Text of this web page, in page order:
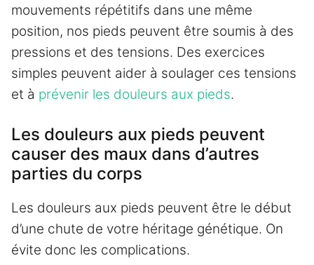
mouvements répétitifs dans une même
position, nos pieds peuvent être soumis à des
pressions et des tensions. Des exercices
simples peuvent aider à soulager ces tensions
et à prévenir les douleurs aux pieds.
Les douleurs aux pieds peuvent
causer des maux dans d’autres
parties du corps
Les douleurs aux pieds peuvent être le début
d’une chute de votre héritage génétique. On
évite donc les complications.